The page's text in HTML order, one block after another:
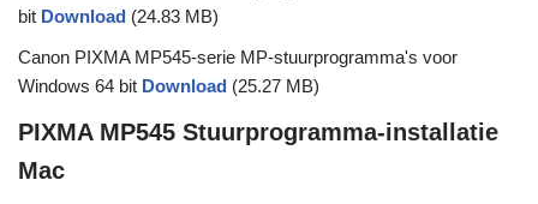
bit Download (24.83 MB)
Canon PIXMA MP545-serie MP-stuurprogramma's voor
Windows 64 bit Download (25.27 MB)
PIXMA MP545 Stuurprogramma-installatie
Mac